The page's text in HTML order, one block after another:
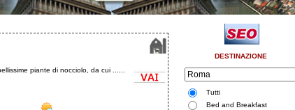
DESTINAZIONE
Tutti
Bed and Breakfast
piante di nocciolo, da cui ......